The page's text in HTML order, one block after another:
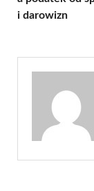
i darowizn